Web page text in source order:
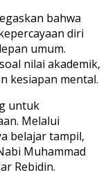
bahwa
diri
umum.
nilai akademik,
kesiapan mental.
untuk
Melalui
belajar tampil,
Muhammad
Rebidin.